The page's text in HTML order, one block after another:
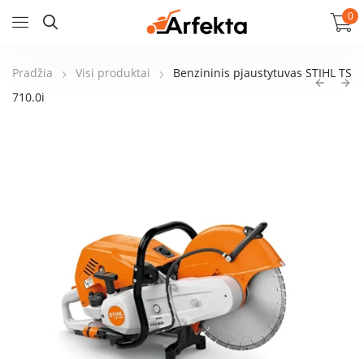
0
Pradžia Visi produktai
Benzininis pjaustytuvas STIHL TS
710.0i